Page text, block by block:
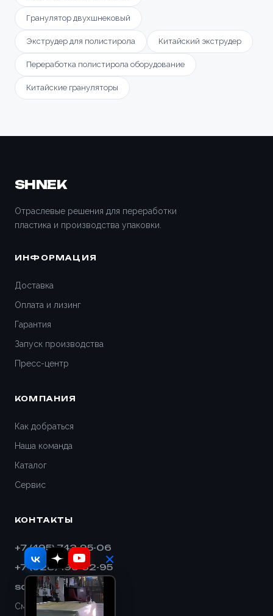
Гранулятор двухшнековый
Экструдер для полистирола Китайский экструдер
Переработка полистирола оборудование
Китайские грануляторы
SHNEK
Отраслевые решения для переработки
пластика и производства упаковки.
ИНФОРМАЦИЯ
Доставка
Оплата и лизинг
Гарантия
Запуск производства
Пресс-центр
КОМПАНИЯ
Как добраться
Наша команда
Каталог
Сервис
КОНТАКТЫ
+7 (495) 743-95-06
+7 (928) 193-32-95
sales@shnek.ru
Смотреть на карте